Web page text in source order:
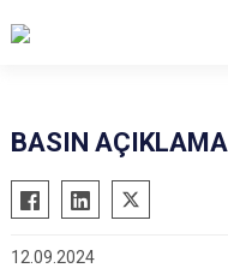
BASIN
12.09.2024